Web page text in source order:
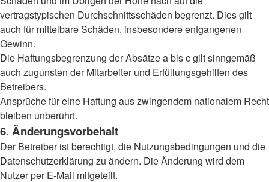
vertragstypischen Durchschnittsschäden begrenzt. Dies gilt
auch für mittelbare Schäden, insbesondere entgangenen
Gewinn.
Die Haftungsbegrenzung der Absätze a bis c gilt sinngemäß
auch zugunsten der Mitarbeiter und Erfüllungsgehilfen des
Betreibers.
Ansprüche für eine Haftung aus zwingendem nationalem Recht
bleiben unberührt.
6. Änderungsvorbehalt
Der Betreiber ist berechtigt, die Nutzungsbedingungen und die
Datenschutzerklärung zu ändern. Die Änderung wird dem
Nutzer per E-Mail mitgeteilt.